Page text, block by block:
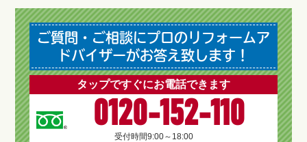
ご質問・ご相談にプロのリフォームア
ドバイザーがお答え致します！
タップですぐにお電話できます
0120-152-110
受付時間9:00～18:00